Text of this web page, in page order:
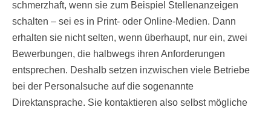
schmerzhaft, wenn sie zum Beispiel Stellenanzeigen
schalten – sei es in Print- oder Online-Medien. Dann
erhalten sie nicht selten, wenn überhaupt, nur ein, zwei
Bewerbungen, die halbwegs ihren Anforderungen
entsprechen. Deshalb setzen inzwischen viele Betriebe
bei der Personalsuche auf die sogenannte
Direktansprache. Sie kontaktieren also selbst mögliche